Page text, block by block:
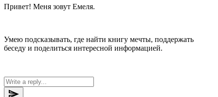
Привет! Меня зовут Емеля.
Умею подсказывать, где найти книгу мечты, поддержать
беседу и поделиться интересной информацией.
send